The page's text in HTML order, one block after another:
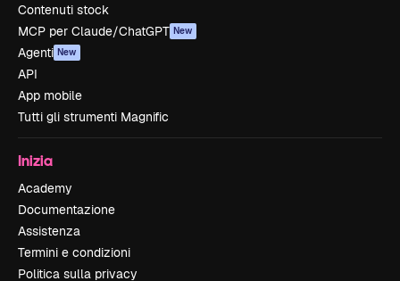
Contenuti stock
MCP per Claude/ChatGPT New
Agenti New
API
App mobile
Tutti gli strumenti Magnific
Inizia
Academy
Documentazione
Assistenza
Termini e condizioni
Politica sulla privacy